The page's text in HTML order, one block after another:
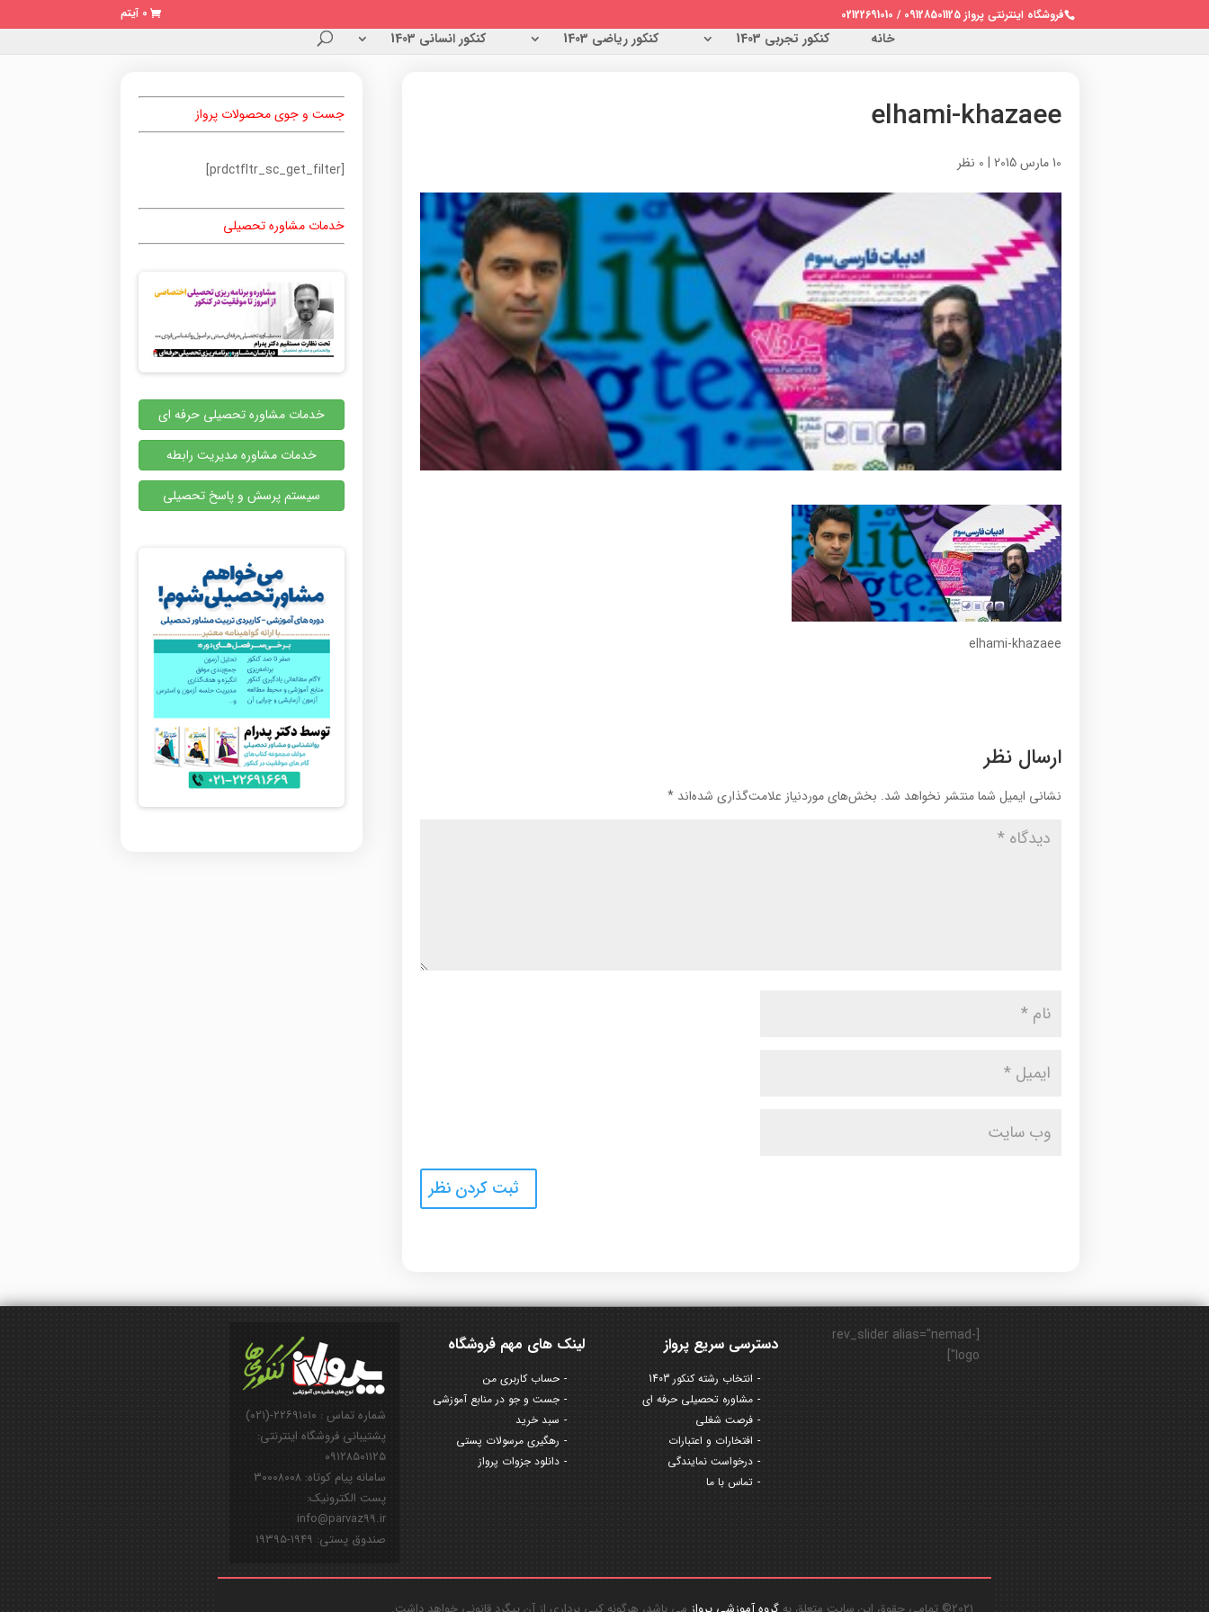
فروشگاه اینترنتی پرواز 09128501125 / 02122691010 0 آیتم
خانه کنکور تجربی 1403 کنکور ریاضی 1403 کنکور انسانی 1403
elhami-khazaee
10 مارس 2015 | 0 نظر
elhami-khazaee
ارسال نظر
نشانی ایمیل شما منتشر نخواهد شد. بخش‌های موردنیاز علامت‌گذاری شده‌اند*
جست و جوی محصولات پرواز
[prdctfltr_sc_get_filter]
خدمات مشاوره تحصیلی
خدمات مشاوره تحصیلی حرفه ای
خدمات مشاوره مدیریت رابطه
سیستم پرسش و پاسخ تحصیلی
شماره تماس : ۲۲۶۹۱۰۱۰-(۰۲۱)
پشتیبانی فروشگاه اینترنتی:
۰۹۱۲۸۵۰۱۱۲۵
سامانه پیام کوتاه: ۳۰۰۰۸۰۰۸
پست الکترونیک:
info@parvaz99.ir
صندوق پستی: ۱۹۴۹-۱۹۳۹۵
لینک های مهم فروشگاه
حساب کاربری من
جست و جو در منابع آموزشی
سبد خرید
رهگیری مرسولات پستی
دانلود جزوات پرواز
دسترسی سریع پرواز
انتخاب رشته کنکور 1403
مشاوره تحصیلی حرفه ای
فرصت شغلی
افتخارات و اعتبارات
درخواست نمایندگی
تماس با ما
[rev_slider alias="nemad-
logo"]